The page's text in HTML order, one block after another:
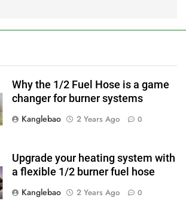
Why the 1/2 Fuel Hose is a game
changer for burner systems
Kanglebao
2 Years Ago 0
Upgrade your heating system with
a flexible 1/2 burner fuel hose
Kanglebao
2 Years Ago 0